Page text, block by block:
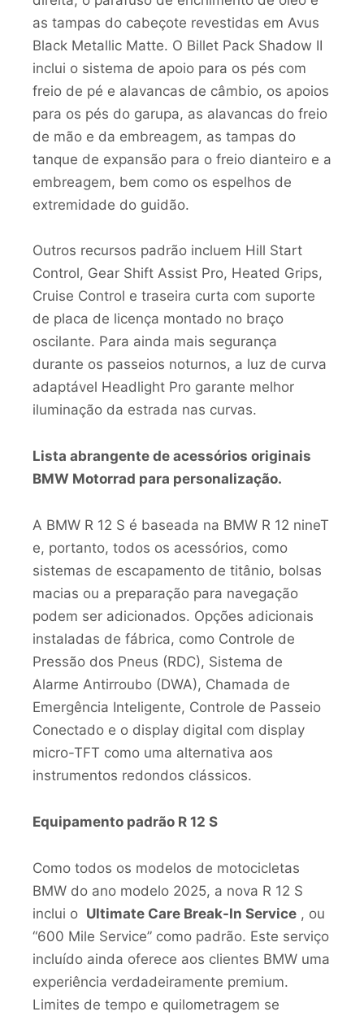
as tampas do cabeçote revestidas em Avus
Black Metallic Matte. O Billet Pack Shadow II
inclui o sistema de apoio para os pés com
freio de pé e alavancas de câmbio, os apoios
para os pés do garupa, as alavancas do freio
de mão e da embreagem, as tampas do
tanque de expansão para o freio dianteiro e a
embreagem, bem como os espelhos de
extremidade do guidão.
Outros recursos padrão incluem Hill Start
Control, Gear Shift Assist Pro, Heated Grips,
Cruise Control e traseira curta com suporte
de placa de licença montado no braço
oscilante. Para ainda mais segurança
durante os passeios noturnos, a luz de curva
adaptável Headlight Pro garante melhor
iluminação da estrada nas curvas.
Lista abrangente de acessórios originais
BMW Motorrad para personalização.
A BMW R 12 S é baseada na BMW R 12 nineT
e, portanto, todos os acessórios, como
sistemas de escapamento de titânio, bolsas
macias ou a preparação para navegação
podem ser adicionados. Opções adicionais
instaladas de fábrica, como Controle de
Pressão dos Pneus (RDC), Sistema de
Alarme Antirroubo (DWA), Chamada de
Emergência Inteligente, Controle de Passeio
Conectado e o display digital com display
micro-TFT como uma alternativa aos
instrumentos redondos clássicos.
Equipamento padrão R 12 S
Como todos os modelos de motocicletas
BMW do ano modelo 2025, a nova R 12 S
inclui o Ultimate Care Break-In Service , ou
“600 Mile Service” como padrão. Este serviço
incluído ainda oferece aos clientes BMW uma
experiência verdadeiramente premium.
Limites de tempo e quilometragem se